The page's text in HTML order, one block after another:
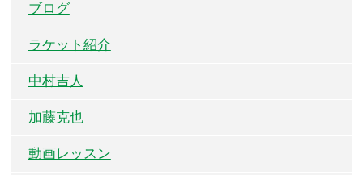
ブログ
ラケット紹介
中村吉人
加藤克也
動画レッスン